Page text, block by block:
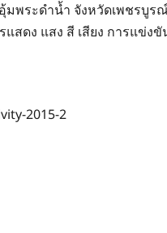
มพระดำน้ำ จังหวัดเพชรบู
สดง แสง สี เสียง การแข่